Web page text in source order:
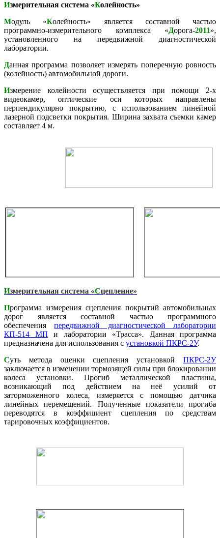
Измерительная система «Колейность»
Модуль «Колейность» является составной частью
программно-измерительного комплекса «Дорога-2011»,
установленного на передвижной диагностической
лаборатории.
Данная программа позволяет измерять поперечную ровность
(колейность) автомобильной дороги.
Измерение колейности осуществляется при помощи 2-х
видеокамер, оптические оси которых направлены
перпендикулярно покрытию, с использованием линейной
лазерной подсветки покрытия. Ширина захвата съемки камер
составляет 4 м.
Измерительная система «Сцепление»
Программа измерения сцепления покрытий автомобильных
дорог является составной частью программного
обеспеченияпередвижной диагностической лаборатории
КП-514 МП и лаборатории «Трасса». Данная программа
предназначена для использования с установкой ПКРС-2У.
Суть метода оценки сцепления установкой ПКРС-2У
заключается в изменении тормозящей силы при блокировании
колеса установки. Прогиб металлической пластины,
возникающий под действием на неё усилий от
заторможенного колеса, измеряется с помощью датчика
линейных перемещений. Полученные показатели прогиба
переводятся в коэффициент сцепления по средствам
тарировочных коэффициентов.